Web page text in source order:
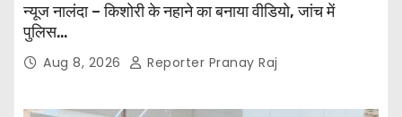
न्यूज नालंदा – किशोरी के नहाने का बनाया वीडियो, जांच में
पुलिस…
Aug 8, 2026 Reporter Pranay Raj